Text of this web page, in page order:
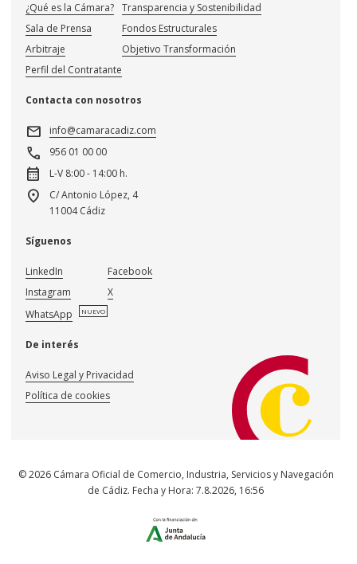
¿Qué es la Cámara?
Sala de Prensa
Arbitraje
Perfil del Contratante
Transparencia y Sostenibilidad
Fondos Estructurales
Objetivo Transformación
Contacta con nosotros
mail info@camaracadiz.com
call 956 01 00 00
calendar_month L-V 8:00 - 14:00 h.
location_on
C/ Antonio López, 4
11004 Cádiz
Síguenos
LinkedIn
Instagram
WhatsApp
NUEVO
Facebook
X
De interés
Aviso Legal y Privacidad
Política de cookies
© 2026 Cámara Oficial de Comercio, Industria, Servicios y Navegación
de Cádiz. Fecha y Hora: 7.8.2026, 16:56